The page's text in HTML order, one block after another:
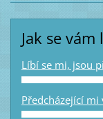
Jak se
Líbí se mi, jsou
Předcházející